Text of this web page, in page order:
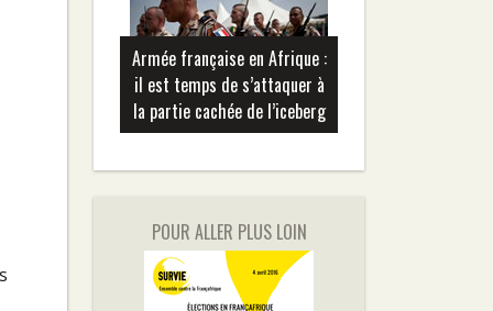
Armée française en Afrique :
il est temps de s’attaquer à
la partie cachée de l’iceberg
POUR ALLER PLUS LOIN